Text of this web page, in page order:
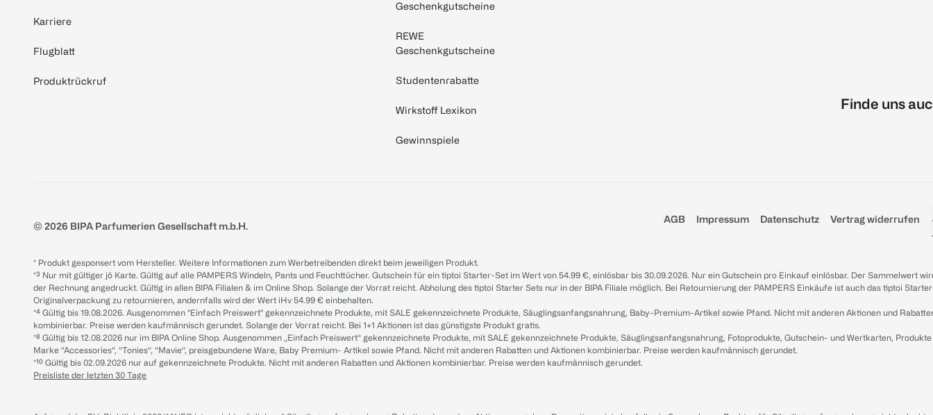
Karriere
Flugblatt
Produktrückruf
Geschenkgutscheine
REWE
Geschenkgutscheine
Studentenrabatte
Wirkstoff Lexikon
Gewinnspiele
Finde uns
© 2026 BIPA Parfumerien Gesellschaft m.b.H.
AGB Impressum Datenschutz Vertrag widerrufen
* Produkt gesponsert vom Hersteller. Weitere Informationen zum Werbetreibenden direkt beim jeweiligen Produkt.
*³ Nur mit gültiger jö Karte. Gültig auf alle PAMPERS Windeln, Pants und Feuchttücher. Gutschein für ein tiptoi Starter-Set im Wert von 54.99 €, einlösbar bis 30.09.2026. Nur ein Gutschein pro Einkauf einlösbar. Der Sammelwert
der Rechnung angedruckt. Gültig in allen BIPA Filialen & im Online Shop. Solange der Vorrat reicht. Abholung des tiptoi Starter Sets nur in der BIPA Filiale möglich. Bei Retournierung der PAMPERS Einkäufe ist auch das tiptoi
Originalverpackung zu retournieren, andernfalls wird der Wert iHv 54.99 € einbehalten.
*⁴ Gültig bis 19.08.2026. Ausgenommen "Einfach Preiswert" gekennzeichnete Produkte, mit SALE gekennzeichnete Produkte, Säuglingsanfangsnahrung, Baby-Premium-Artikel sowie Pfand. Nicht mit anderen Aktionen und
kombinierbar. Preise werden kaufmännisch gerundet. Solange der Vorrat reicht. Bei 1+1 Aktionen ist das günstigste Produkt gratis.
*⁸ Gültig bis 12.08.2026 nur im BIPA Online Shop. Ausgenommen „Einfach Preiswert“ gekennzeichnete Produkte, mit SALE gekennzeichnete Produkte, Säuglingsanfangsnahrung, Fotoprodukte, Gutschein- und Wertkarten,
Marke “Accessories“, “Tonies“, “Mavie“, preisgebundene Ware, Baby Premium- Artikel sowie Pfand. Nicht mit anderen Rabatten und Aktionen kombinierbar. Preise werden kaufmännisch gerundet.
*¹⁰ Gültig bis 02.09.2026 nur auf gekennzeichnete Produkte. Nicht mit anderen Rabatten und Aktionen kombinierbar. Preise werden kaufmännisch gerundet.
Preisliste der letzten 30 Tage